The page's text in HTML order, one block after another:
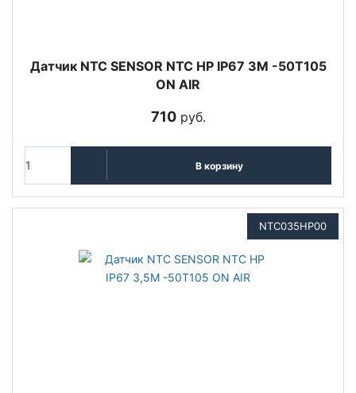
Датчик NTC SENSOR NTC HP IP67 3M -50T105
ON AIR
710руб.
В корзину
NTC035HP00